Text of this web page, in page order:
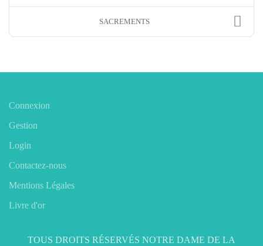
SACREMENTS
Connexion
Gestion
Login
Contactez-nous
Mentions Légales
Livre d'or
TOUS DROITS RÉSERVÉS NOTRE DAME DE LA